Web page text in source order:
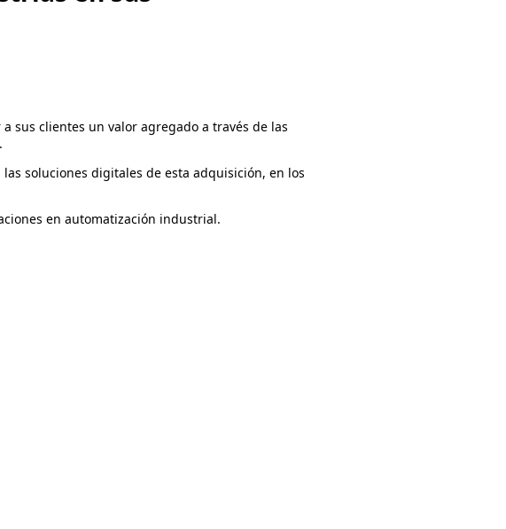
sus clientes un valor agregado a través de las
soluciones digitales de esta adquisición, en los
en automatización industrial.